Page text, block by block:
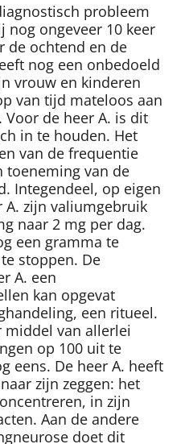
probleem
nog ongeveer 10 keer
de ochtend en de
nog een onbedoeld
vrouw en kinderen
van tijd mateloos aan
de heer A. is dit
in te houden. Het
van de frequentie
toeneming van de
Integendeel, op eigen
zijn valiumgebruik
naar 2 mg per dag.
een gramma te
stoppen. De
A. een
kan opgevat
een ritueel.
van allerlei
op 100 uit te
eens. De heer A. heeft
zijn zeggen: het
in zijn
Aan de andere
doet dit